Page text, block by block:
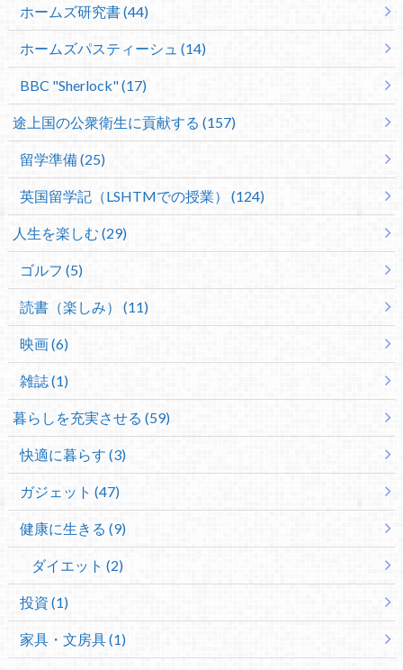
ホームズ研究書 (44)
ホームズパスティーシュ (14)
BBC "Sherlock" (17)
途上国の公衆衛生に貢献する (157)
留学準備 (25)
英国留学記（LSHTMでの授業） (124)
人生を楽しむ (29)
ゴルフ (5)
読書（楽しみ） (11)
映画 (6)
雑誌 (1)
暮らしを充実させる (59)
快適に暮らす (3)
ガジェット (47)
健康に生きる (9)
ダイエット (2)
投資 (1)
家具・文房具 (1)